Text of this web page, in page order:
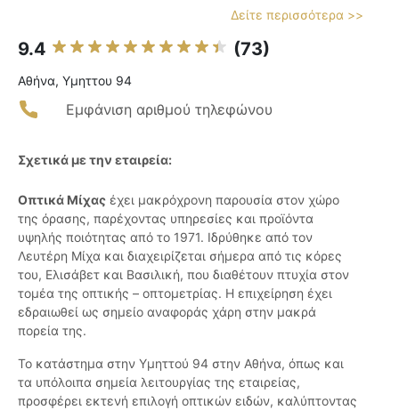
Δείτε περισσότερα >>
9.4 (73)
Αθήνα, Υμηττου 94
Εμφάνιση αριθμού τηλεφώνου
Σχετικά με την εταιρεία:
Οπτικά Μίχας έχει μακρόχρονη παρουσία στον χώρο
της όρασης, παρέχοντας υπηρεσίες και προϊόντα
υψηλής ποιότητας από το 1971. Ιδρύθηκε από τον
Λευτέρη Μίχα και διαχειρίζεται σήμερα από τις κόρες
του, Ελισάβετ και Βασιλική, που διαθέτουν πτυχία στον
τομέα της οπτικής – οπτομετρίας. Η επιχείρηση έχει
εδραιωθεί ως σημείο αναφοράς χάρη στην μακρά
πορεία της.
Το κατάστημα στην Υμηττού 94 στην Αθήνα, όπως και
τα υπόλοιπα σημεία λειτουργίας της εταιρείας,
προσφέρει εκτενή επιλογή οπτικών ειδών, καλύπτοντας